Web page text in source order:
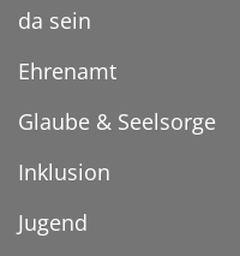
da sein
Ehrenamt
Glaube & Seelsorge
Inklusion
Jugend